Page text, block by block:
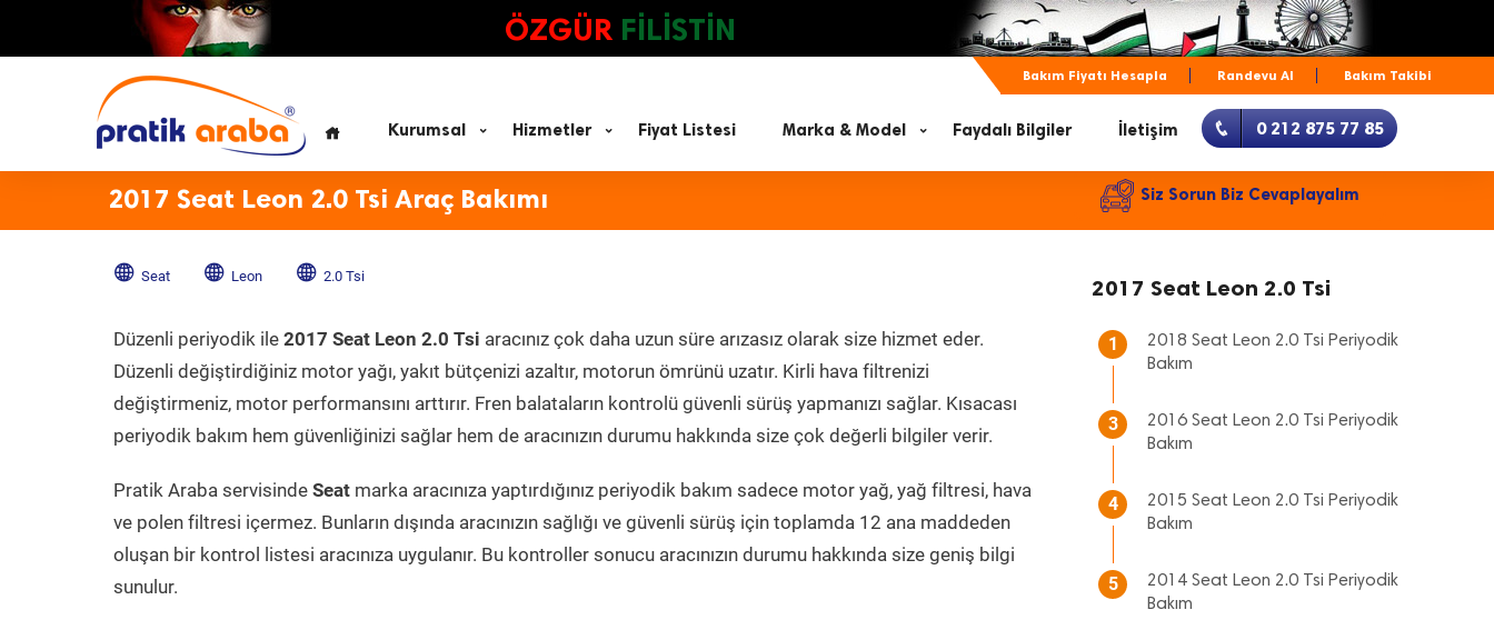
ÖZGÜR FİLİSTİN
Bakım Fiyatı Hesapla Randevu Al Bakım Takibi
Kurumsal Hizmetler Fiyat Listesi Marka & Model Faydalı Bilgiler İletişim 0 212 875 77 85
2017 Seat Leon 2.0 Tsi Araç Bakımı Siz Sorun Biz Cevaplayalım
Seat Leon 2.0 Tsi
Düzenli periyodik ile 2017 Seat Leon 2.0 Tsi aracınız çok daha uzun süre arızasız olarak size hizmet eder.
Düzenli değiştirdiğiniz motor yağı, yakıt bütçenizi azaltır, motorun ömrünü uzatır. Kirli hava filtrenizi
değiştirmeniz, motor performansını arttırır. Fren balataların kontrolü güvenli sürüş yapmanızı sağlar. Kısacası
periyodik bakım hem güvenliğinizi sağlar hem de aracınızın durumu hakkında size çok değerli bilgiler verir.
Pratik Araba servisinde Seat marka aracınıza yaptırdığınız periyodik bakım sadece motor yağ, yağ filtresi, hava
ve polen filtresi içermez. Bunların dışında aracınızın sağlığı ve güvenli sürüş için toplamda 12 ana maddeden
oluşan bir kontrol listesi aracınıza uygulanır. Bu kontroller sonucu aracınızın durumu hakkında size geniş bilgi
sunulur.
2017 Seat Leon 2.0 Tsi
1
2018 Seat Leon 2.0 Tsi Periyodik
Bakım
3
2016 Seat Leon 2.0 Tsi Periyodik
Bakım
4
2015 Seat Leon 2.0 Tsi Periyodik
Bakım
5
2014 Seat Leon 2.0 Tsi Periyodik
Bakım